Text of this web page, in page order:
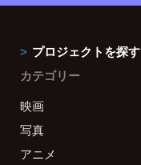
プロジェクトを探す
カテゴリー
映画
写真
アニメ